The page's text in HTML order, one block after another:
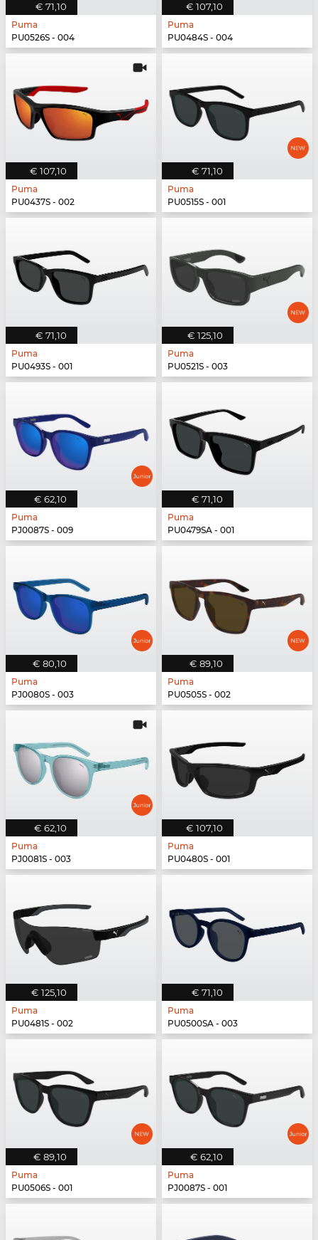
€ 71,10
Puma
PU0526S - 004
€ 107,10
Puma
PU0484S - 004
€ 107,10
Puma
PU0437S - 002
€ 71,10
Puma
PU0515S - 001
€ 71,10
Puma
PU0493S - 001
€ 125,10
Puma
PU0521S - 003
€ 62,10
Puma
PJ0087S - 009
€ 71,10
Puma
PU0479SA - 001
€ 80,10
Puma
PJ0080S - 003
€ 89,10
Puma
PU0505S - 002
€ 62,10
Puma
PJ0081S - 003
€ 107,10
Puma
PU0480S - 001
€ 125,10
Puma
PU0481S - 002
€ 71,10
Puma
PU0500SA - 003
€ 89,10
Puma
PU0506S - 001
€ 62,10
Puma
PJ0087S - 001